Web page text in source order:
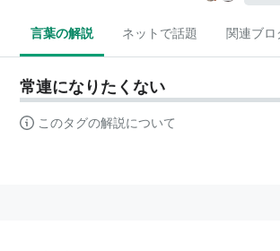
言葉の解説 ネットで話題 関連ブロ
常連になりたくない
このタグの解説について